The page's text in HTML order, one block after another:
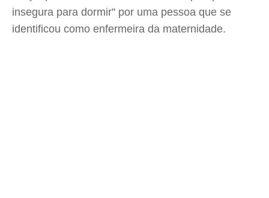
insegura para dormir" por uma pessoa que se
identificou como enfermeira da maternidade.